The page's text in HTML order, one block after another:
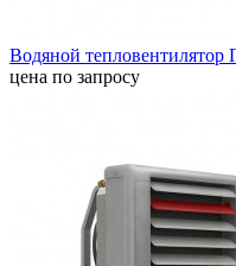
Водяной
цена по запросу